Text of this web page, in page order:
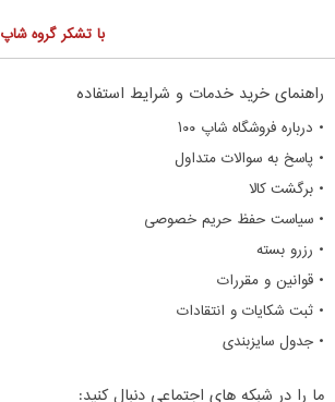
با تشکر گروه شاپ 100
راهنمای خرید خدمات و شرایط استفاده
• درباره فروشگاه شاپ ۱۰۰
• پاسخ به سوالات متداول
• برگشت کالا
• سیاست حفظ حریم خصوصی
• رزرو بسته
• قوانین و مقررات
• ثبت شکایات و انتقادات
• جدول سایزبندی
ما را در شبکه های اجتماعی دنبال کنید: